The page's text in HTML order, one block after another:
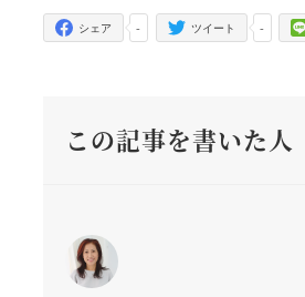
-
シェア -
ツイート
この記事を書いた人